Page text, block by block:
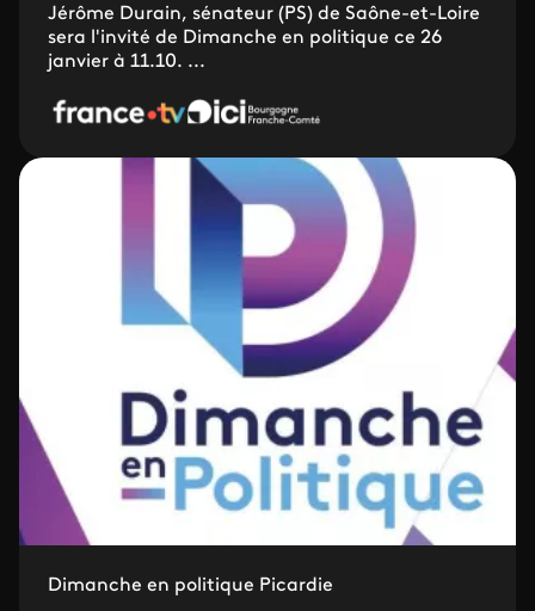
Jérôme Durain, sénateur (PS) de Saône-et-Loire
sera l'invité de Dimanche en politique ce 26
janvier à 11.10. ...
Dimanche en politique Picardie